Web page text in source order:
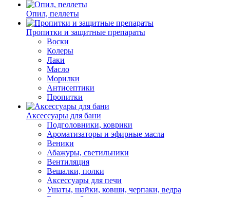
Опил, пеллеты
Пропитки и защитные препараты
Воски
Колеры
Лаки
Масло
Морилки
Антисептики
Пропитки
Аксессуары для бани
Подголовники, коврики
Ароматизаторы и эфирные масла
Веники
Абажуры, светильники
Вентиляция
Вешалки, полки
Аксессуары для печи
Ушаты, шайки, ковши, черпаки, ведра